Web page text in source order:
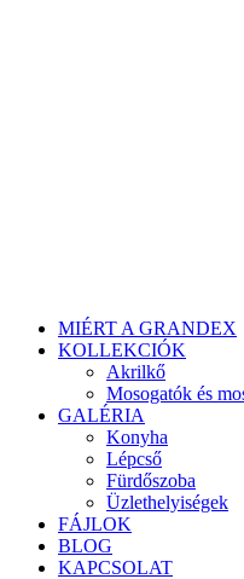
MIÉRT A GRANDEX
KOLLEKCIÓK
Akrilkő
Mosogatók és
GALÉRIA
Konyha
Lépcső
Fürdőszoba
Üzlethelyiségek
FÁJLOK
BLOG
KAPCSOLAT